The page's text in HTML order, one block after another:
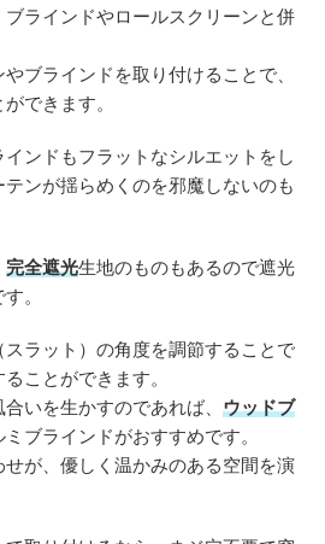
ラインドやロールスクリーンと併
ブラインドを取り付けることで、
できます。
ンドもフラットなシルエットをし
ンが揺らめくのを邪魔しないのも
完全遮光生地のものもあるので遮光
。
ラット）の角度を調節することで
ことができます。
いを生かすのであれば、 ウッドブ
ブラインドがおすすめです。
が、優しく温かみのある空間を演